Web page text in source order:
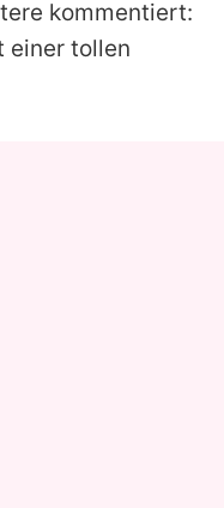
kommentiert:
einer tollen